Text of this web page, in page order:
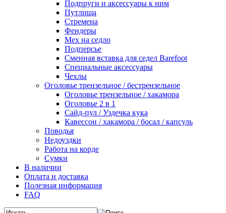
Подпруги и аксессуары к ним
Путлища
Стремена
Фендеры
Мех на седло
Подперсье
Сменная вставка для седел Barefoot
Специальные аксессуары
Чехлы
Оголовье трензельное / бестрензельное
Оголовье трензельное / хакамора
Оголовье 2 в 1
Сайд-пул / Уздечка кука
Кавессон / хакамора / босал / капсуль
Поводья
Недоуздки
Работа на корде
Сумки
В наличии
Оплата и доставка
Полезная информация
FAQ